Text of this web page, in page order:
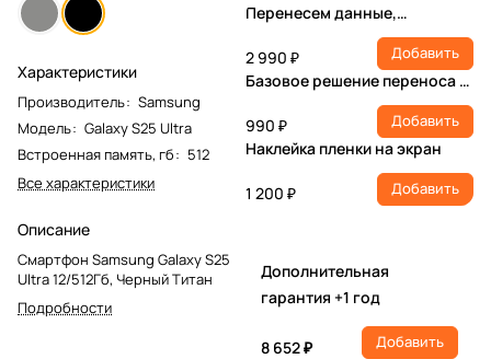
Характеристики
Производитель: Samsung
Модель: Galaxy S25 Ultra
Встроенная память, гб: 512
Все характеристики
Описание
Смартфон Samsung Galaxy S25
Ultra 12/512Гб, Черный Титан
Подробности
Перенесем данные,
настроим учетную запись,
установим ПО
2 990 ₽ Добавить
Базовое решение переноса и
990 ₽
Добавить
Наклейка пленки на экран
1 200 ₽ Добавить
Дополнительная
гарантия +1 год
8 652 ₽ Добавить